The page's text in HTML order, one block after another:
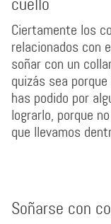
cuello
Ciertamente los
relacionados con
soñar con un
quizás sea
has podido por
lograrlo, porque
que llevamos
Soñarse con